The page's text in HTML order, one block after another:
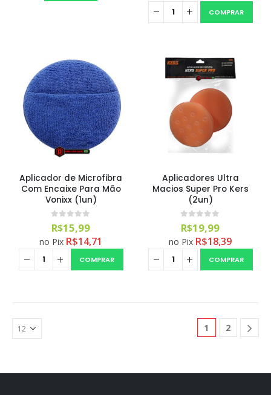
COMPRAR
Aplicador de Microfibra
Com Encaixe Para Mão
Vonixx (1un)
0 out of 5
R$15,99
no Pix R$14,71
COMPRAR
Aplicadores Ultra
Macios Super Pro Kers
(2un)
0 out of 5
R$19,99
no Pix R$18,39
COMPRAR
1 2